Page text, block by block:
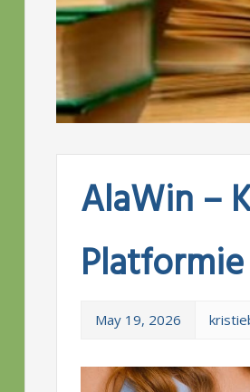
AlaWin –
May 19, 2026